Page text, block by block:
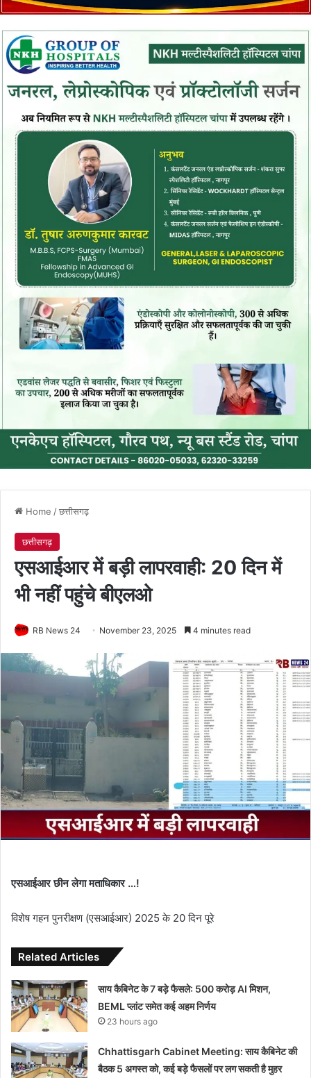
Home /छत्तीसगढ़
छत्तीसगढ़
एसआईआर में बड़ी लापरवाही: 20 दिन में
भी नहीं पहुंचे बीएलओ
RB News 24 November 23, 2025 4 minutes read
एसआईआर छीन लेगा मताधिकार …!
विशेष गहन पुनरीक्षण (एसआईआर) 2025 के 20 दिन पूरे
Related Articles
साय कैबिनेट के 7 बड़े फैसले: 500 करोड़ AI मिशन,
BEML प्लांट समेत कई अहम निर्णय
23 hours ago
Chhattisgarh Cabinet Meeting: साय कैबिनेट की
बैठक 5 अगस्त को, कई बड़े फैसलों पर लग सकती है मुहर